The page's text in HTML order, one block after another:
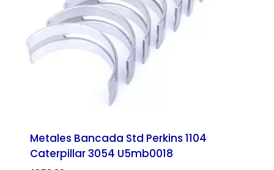
Metales Bancada Std Perkins 1104
Caterpillar 3054 U5mb0018